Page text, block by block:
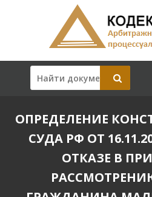
ОПРЕДЕЛЕНИЕ
СУДА РФ ОТ
ОТКАЗЕ В